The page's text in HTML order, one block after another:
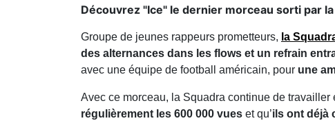
Découvrez "Ice" le dernier morceau sorti par la
Groupe de jeunes rappeurs prometteurs, la
des alternances dans les flows et un refrain
avec une équipe de football américain, pour une
Avec ce morceau, la Squadra continue de
régulièrement les 600 000 vues et qu’ils ont déjà